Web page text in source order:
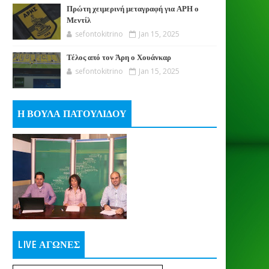
Πρώτη χειμερινή μεταγραφή για ΑΡΗ ο
Μεντίλ
sefontokitrino Jan 15, 2025
Τέλος από τον Άρη ο Χουάνκαρ
sefontokitrino Jan 15, 2025
Η ΒΟΥΛΑ ΠΑΤΟΥΛΙΔΟΥ
LIVE ΑΓΩΝΕΣ